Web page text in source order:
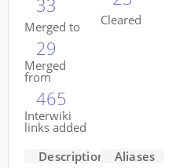
33
Merged to
29
Merged
from
465
Interwiki
links added
Cleared
Descriptions Aliases